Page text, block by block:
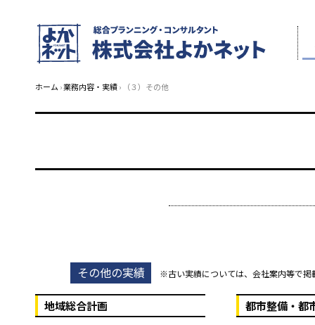
ホーム ›業務内容・実績› （３）その他
その他の実績 ※古い実績については、会社案内等で掲
地域総合計画 都市整備・都